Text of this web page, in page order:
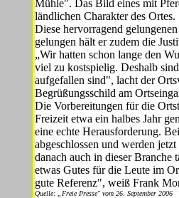
Mühle". Das Bild eines mit
ländlichen Charakter des Ortes.
Diese hervorragend
gelun­gen hält er zudem die
„Wir hatten schon lange den
viel zu kostspielig. Deshalb
aufgefallen sind", lacht der
Begrüßungsschild am
Die Vorbereitungen für die
Freizeit etwa ein halbes Jahr
eine echte Herausforde­rung.
abgeschlossen und werden
danach auch in dieser
etwas Gutes für die Leute im
gute Referenz", weiß Frank
Quelle: „Freie Presse" vom 26. September 2006